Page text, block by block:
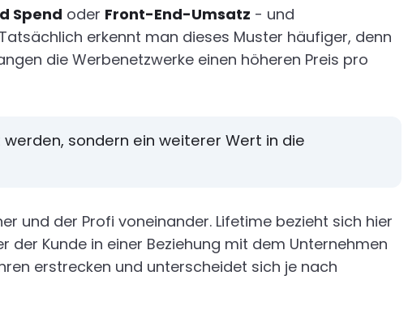
Spend oder Front-End-Umsatz - und
erkennt man dieses Muster häufiger, denn
die Werbenetzwerke einen höheren Preis pro
sondern ein weiterer Wert in die
und der Profi voneinander. Lifetime bezieht sich hier
Kunde in einer Beziehung mit dem Unternehmen
erstrecken und unterscheidet sich je nach